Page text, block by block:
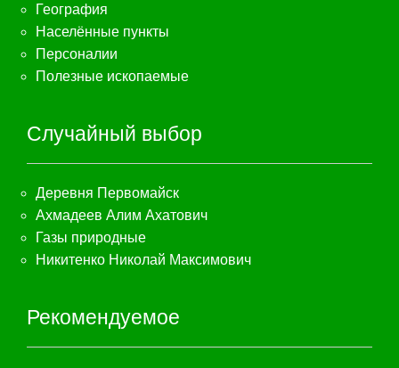
География
Населённые пункты
Персоналии
Полезные ископаемые
Случайный выбор
Деревня Первомайск
Ахмадеев Алим Ахатович
Газы природные
Никитенко Николай Максимович
Рекомендуемое